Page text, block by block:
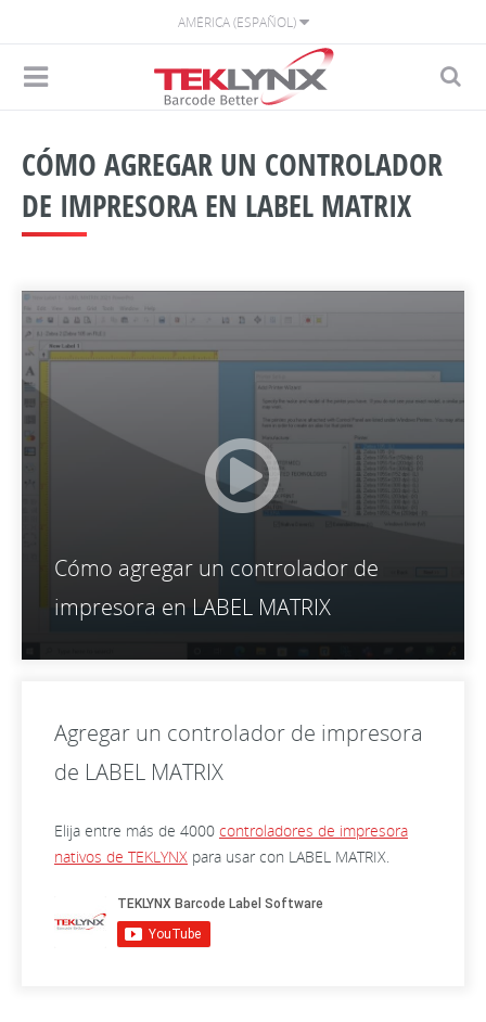
AMÉRICA (ESPAÑOL)
CÓMO AGREGAR UN CONTROLADOR
DE IMPRESORA EN LABEL MATRIX
Cómo agregar un controlador de
impresora en LABEL MATRIX
Agregar un controlador de impresora
de LABEL MATRIX
Elija entre más de 4000 controladores de impresora
nativos de TEKLYNX para usar con LABEL MATRIX.